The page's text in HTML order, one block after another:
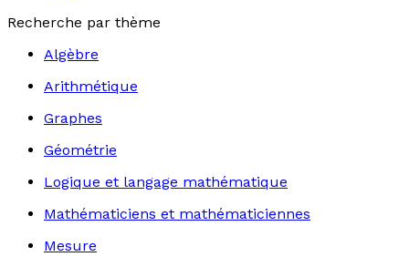
Recherche par thème
Algèbre
Arithmétique
Graphes
Géométrie
Logique et langage mathématique
Mathématiciens et mathématiciennes
Mesure